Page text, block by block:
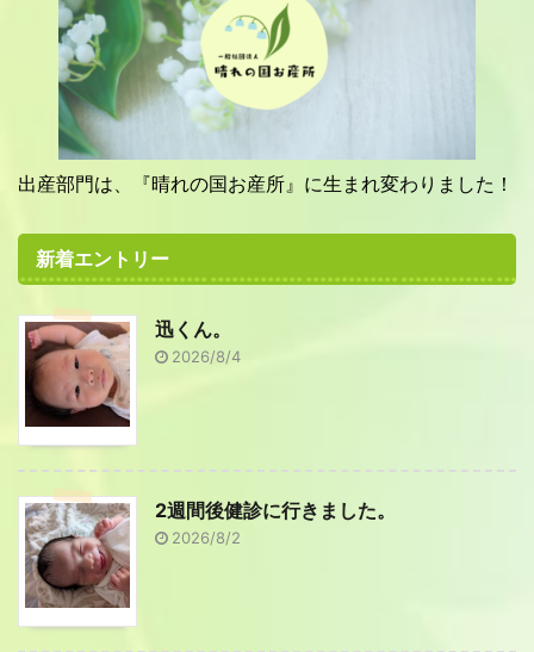
出産部門は、『晴れの国お産所』に生まれ変わりました！
新着エントリー
迅くん。
2026/8/4
2週間後健診に行きました。
2026/8/2